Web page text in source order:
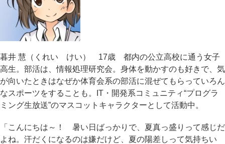
暮井 慧（くれい けい） 17歳 都内の公立高校に通う女子
高生。部活は、情報処理研究会。身体を動かすのも好きで、気
が向いたときはなぜか体育会系の部活に混ぜてもらっていろん
なスポーツをすることも。IT・開発系コミュニティ“プログラ
ミング生放送”のマスコットキャラクターとして活動中。
「こんにちは～！ 暑い日ばっかりで、夏真っ盛りって感じだ
よね。汗だくになるのは嫌だけど、夏の陽差しって気持ちい